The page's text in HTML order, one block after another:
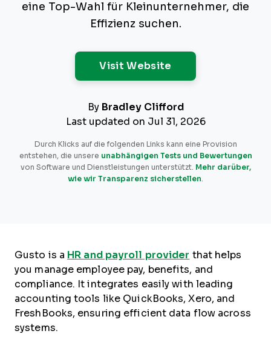
eine Top-Wahl für Kleinunternehmer, die
Effizienz suchen.
Visit Website
By Bradley Clifford
Last updated on Jul 31, 2026
Durch Klicks auf die folgenden Links kann eine Provision
entstehen, die unsere unabhängigen Tests und Bewertungen
von Software und Dienstleistungen unterstützt. Mehr darüber,
wie wir Transparenz sicherstellen.
Gusto is a HR and payroll provider that helps
you manage employee pay, benefits, and
compliance. It integrates easily with leading
accounting tools like QuickBooks, Xero, and
FreshBooks, ensuring efficient data flow across
systems.